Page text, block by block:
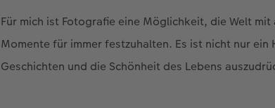
Für mich ist Fotografie eine Möglichkeit, die Welt
Momente für immer festzuhalten. Es ist nicht nur
Geschichten und die Schönheit des Lebens